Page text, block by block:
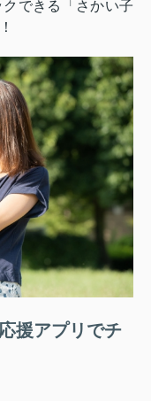
できる「さかい子
援アプリでチ